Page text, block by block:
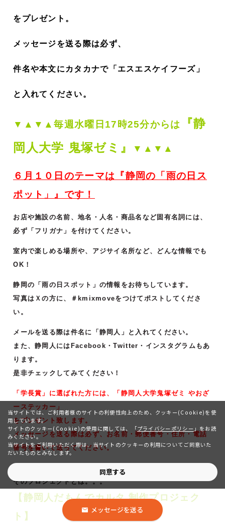
をプレゼント。
メッセージを送る際は必ず、
件名や本文にカタカナで「エスエスケイフーズ」
と入れてください。
▼▲▼▲毎週水曜日17時25分からは
『静
岡人大学 鬼塚ゼミ』
▼▲▼▲
６月１０ 日のテーマは『静岡の「雨の日ス
ポット」』です！
お店や施設の名前、地名・人名・商品名など固有名詞には、
必ず「フリガナ」を付けてください。
室内で楽しめる場所や、アジサイ名所など、どんな情報でも
OK！
静岡の「雨の日スポット」の情報をお待ちしています。
写真はＸの方に、＃kmixmoveをつけて ポストしてくださ
い。
メールを送る際は件名に「静岡人」と入れてください。
また、静岡人にはFacebook・Twitter・インスタグラムもあ
ります。
是非チェックしてみてください！
「学長賞」に選ばれた方には、「静岡人大学鬼塚ゼミ やおざ
ーステッカー」
をプレゼント致します。
メッセージを送る際は必ず、お名前・郵便番号・住所・電話
番号を書いて送ってください。
新プロジェクトがスタート
そのプロジェクトとは。。。
【静岡人だもんでカルタ 制作プロジェク
ト】
メッセージを送る
当サイトでは、ご利用者様のサイトの利便性向上のため、クッキー(Cookie)を使
用しています。
サイトのクッキー(Cookie)の使用に関しては、
「プライバシーポリシー 」をお読
みください。
当サイトをご利用いただく際は、当サイトのクッキーの利用についてご同意いた
だいたものとみなします。
同意する